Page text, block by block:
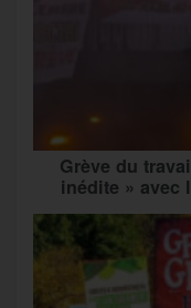
Grève du
inédite » avec